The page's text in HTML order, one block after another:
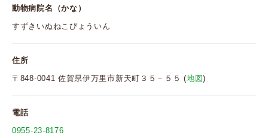
動物病院名（かな）
すずきいぬねこびょういん
住所
〒848-0041 佐賀県伊万里市新天町３５－５５ (地図)
電話
0955-23-8176